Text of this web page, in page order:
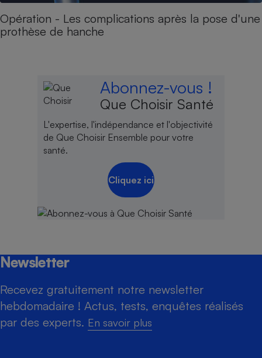
Opération - Les complications après la pose d'une
prothèse de hanche
Abonnez-vous !
Que Choisir Santé
L'expertise, l'indépendance et l'objectivité
de Que Choisir Ensemble pour votre
santé.
Cliquez ici
Newsletter
Recevez gratuitement notre newsletter
hebdomadaire ! Actus, tests, enquêtes réalisés
par des experts. En savoir plus